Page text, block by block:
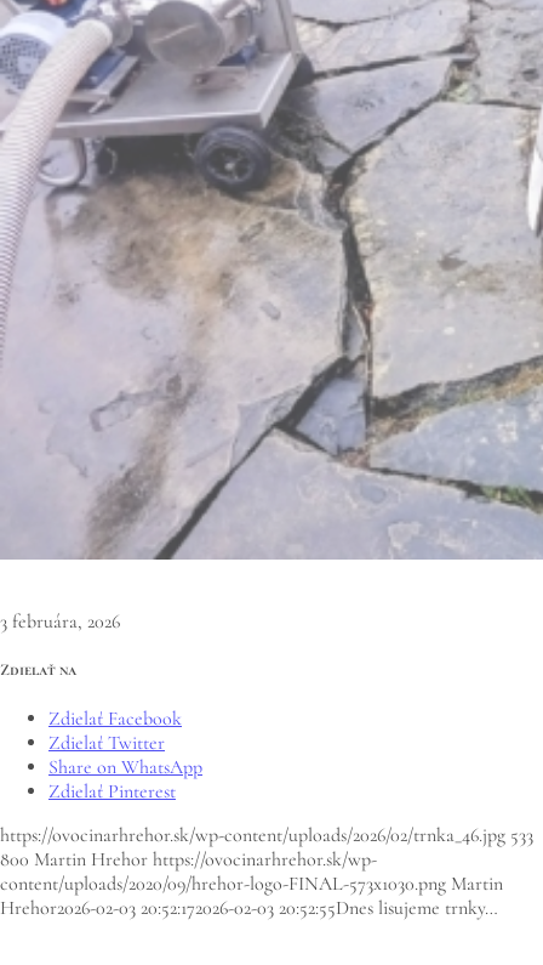
3 februára, 2026
Zdielať na
Zdielať Facebook
Zdielať Twitter
Share on WhatsApp
Zdielať Pinterest
https://ovocinarhrehor.sk/wp-content/uploads/2026/02/trnka_46.jpg 533
800 Martin Hrehor https://ovocinarhrehor.sk/wp-
content/uploads/2020/09/hrehor-logo-FINAL-573x1030.png Martin
Hrehor2026-02-03 20:52:172026-02-03 20:52:55Dnes lisujeme trnky…